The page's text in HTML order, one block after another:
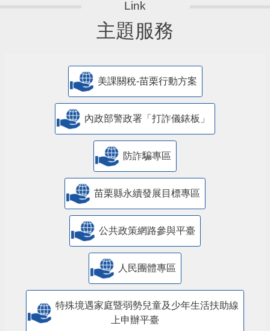
主題服務
美課關稅-苗栗行動方案
內政部警政署「打詐儀錶板」
防詐騙專區
苗栗縣永續發展目標專區
公共政策網路參與平臺
人民團體專區
特殊境遇家庭暨弱勢兒童及少年生活扶助線
上申辦平臺